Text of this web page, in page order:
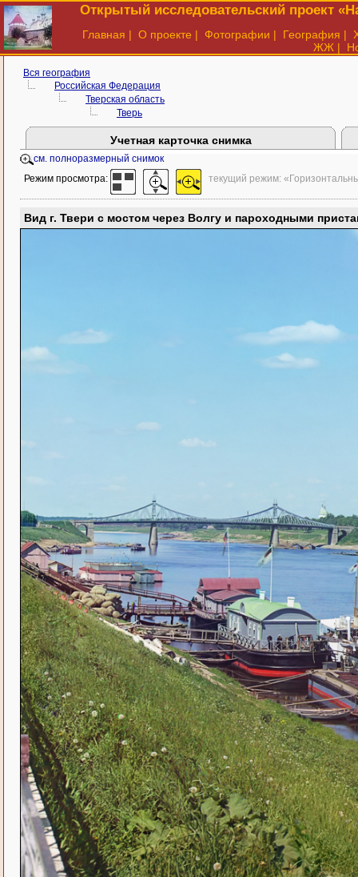
Открытый исследовательский проект
Главная | О проекте | Фотографии | География |
ЖЖ |
Вся география
Российская Федерация
Тверская область
Тверь
Учетная карточка снимка
см. полноразмерный снимок
Режим просмотра: текущий режим:
Вид г. Твери с мостом через Волгу и пароходными